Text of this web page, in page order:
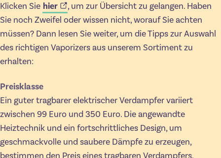
Klicken Sie hier
, um zur Übersicht zu gelangen. Haben
Sie noch Zweifel oder wissen nicht, worauf Sie achten
müssen? Dann lesen Sie weiter, um die Tipps zur Auswahl
des richtigen Vaporizers aus unserem Sortiment zu
erhalten:
Preisklasse
Ein guter tragbarer elektrischer Verdampfer variiert
zwischen 99 Euro und 350 Euro. Die angewandte
Heiztechnik und ein fortschrittliches Design, um
geschmackvolle und saubere Dämpfe zu erzeugen,
bestimmen den Preis eines tragbaren Verdampfers.